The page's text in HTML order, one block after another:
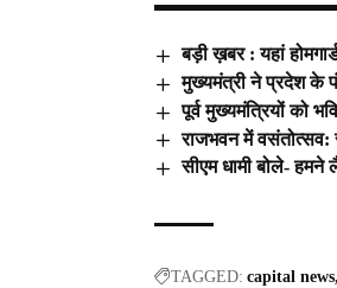
बड़ी ख़बर : यहां
मुख्यमंत्री ने प्रदेश के
पूर्व मुख्यमंत्रियों को
राजभवन में वसंतोत्सव:
सीएम धामी बोले-
TAGGED: capital news